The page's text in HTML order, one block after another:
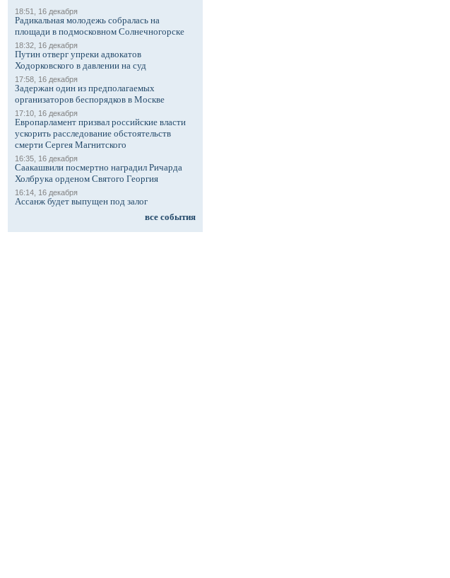
18:51, 16 декабря
Радикальная молодежь собралась на
площади в подмосковном Солнечногорске
18:32, 16 декабря
Путин отверг упреки адвокатов
Ходорковского в давлении на суд
17:58, 16 декабря
Задержан один из предполагаемых
организаторов беспорядков в Москве
17:10, 16 декабря
Европарламент призвал российские власти
ускорить расследование обстоятельств
смерти Сергея Магнитского
16:35, 16 декабря
Саакашвили посмертно наградил Ричарда
Холбрука орденом Святого Георгия
16:14, 16 декабря
Ассанж будет выпущен под залог
все события